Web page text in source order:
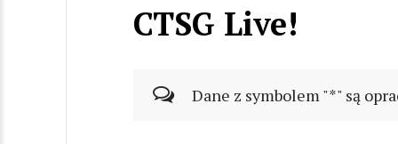
CTSG Live!
Dane z symbolem "*" są